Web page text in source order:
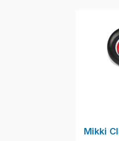
Mikki